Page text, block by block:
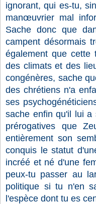
ignorant, qui es-tu,
manœuvrier mal
Sache donc que
campent désormais
également que cette
des climats et des
congénères, sache
des chrétiens n'a
ses
sache enfin qu'il lui a
prérogatives que
entièrement son
conquis le statut
incréé et né d'une
peux-tu passer au
politique si tu n'en
l'espèce dont tu es